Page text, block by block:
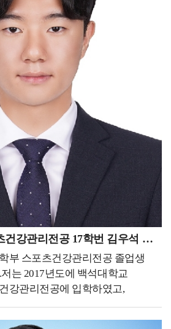
적용될 것처럼 보일 수도 있겠지만,
못한 곳에서 강력한 무기가 될 수
니 지금의 과정에 최선을 다하고,
로 도전해 보시는 것도
서 이 분야에 대한 한국의 많은
인식 및 경영적 부족함을 느꼈고,
부해보고 싶어 대학원 진학을
대학 선택에 있어서는 올해 국내
인적인 실수로 지원을 하지 못하게
적인 문제와 영어 공포로
꿈을 다시금 꺼낼 수 있었습니다.
스포츠 분야 세계 1위(QS ranking)
University을 알게 되어 진학할 수
준비과정은 걱정과 달리 간단히
도 아무런 정보가 없다 보니
각 학교별로 정보를 먼저 전달 받은
서(+수학계획서), 이력서,
성 후 번역하여 지원했습니다.
공인영어점수는 영국 대학들 같은
까지 제출을 하면 됐기에 두려움
비싼 미국이 아닌 영국도 좋은
습니다. - 현재 하고 있는 일 또는
을 자유롭게 기술해 주세요. -진학
정에 대한 부분을 말씀드릴 수는
활동과 일을 하면서 경험한 일들을
스포츠과학부 스포츠건강관리전공 17학번 김우석 동문
부 스포츠건강관리전공 졸업생
는 2017년도에 백석대학교
강관리전공에 입학하였고,
습니다. 현재 천안도시공사
국민체력100